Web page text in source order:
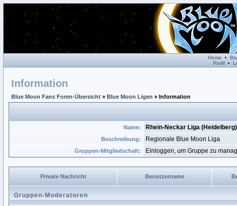
Home •
Profil•
Information
Blue Moon Fans Foren-Übersicht » Blue Moon Ligen » Information
Name: Rhein-Neckar Liga (Heidelberg)
Beschreibung: Regionale Blue Moon Liga
Gruppen-Mitgliedschaft: Einloggen, um Gruppe zu
Private Nachricht Benutzername
Gruppen-Moderatoren